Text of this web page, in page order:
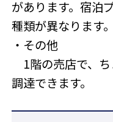
があります。宿泊
種類が異なります。
・その他
1階の売店で、
調達できます。